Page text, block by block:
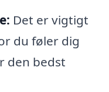
Det er vigtigt
du føler dig
den bedst